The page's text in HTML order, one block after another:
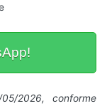
2026, conforme